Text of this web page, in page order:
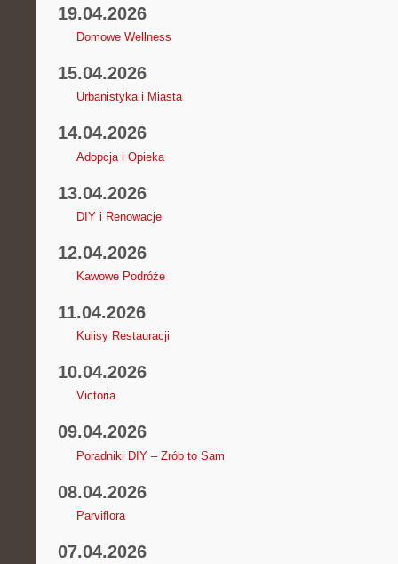
19.04.2026
Domowe Wellness
15.04.2026
Urbanistyka i Miasta
14.04.2026
Adopcja i Opieka
13.04.2026
DIY i Renowacje
12.04.2026
Kawowe Podróże
11.04.2026
Kulisy Restauracji
10.04.2026
Victoria
09.04.2026
Poradniki DIY – Zrób to Sam
08.04.2026
Parviflora
07.04.2026